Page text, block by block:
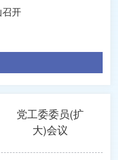
开
党工委委员(扩
大)会议